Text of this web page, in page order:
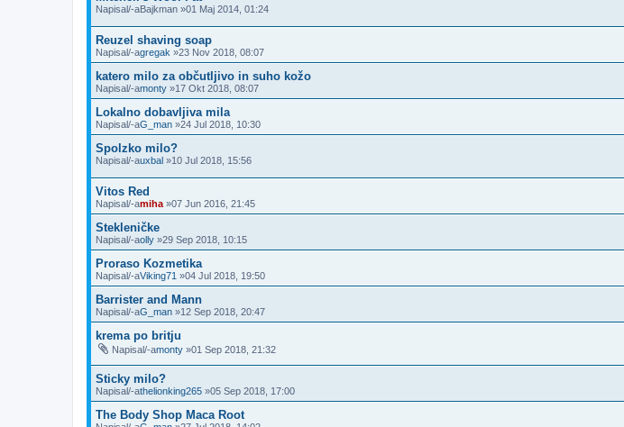
Napisal/-aBajkman »01 Maj 2014, 01:24
Reuzel shaving soap
Napisal/-agregak »23 Nov 2018, 08:07
katero milo za občutljivo in suho kožo
Napisal/-amonty »17 Okt 2018, 08:07
Lokalno dobavljiva mila
Napisal/-aG_man »24 Jul 2018, 10:30
Spolzko milo?
Napisal/-auxbal »10 Jul 2018, 15:56
Vitos Red
Napisal/-amiha »07 Jun 2016, 21:45
Stekleničke
Napisal/-aolly »29 Sep 2018, 10:15
Proraso Kozmetika
Napisal/-aViking71 »04 Jul 2018, 19:50
Barrister and Mann
Napisal/-aG_man »12 Sep 2018, 20:47
krema po britju
Napisal/-amonty »01 Sep 2018, 21:32
Sticky milo?
Napisal/-athelionking265 »05 Sep 2018, 17:00
The Body Shop Maca Root